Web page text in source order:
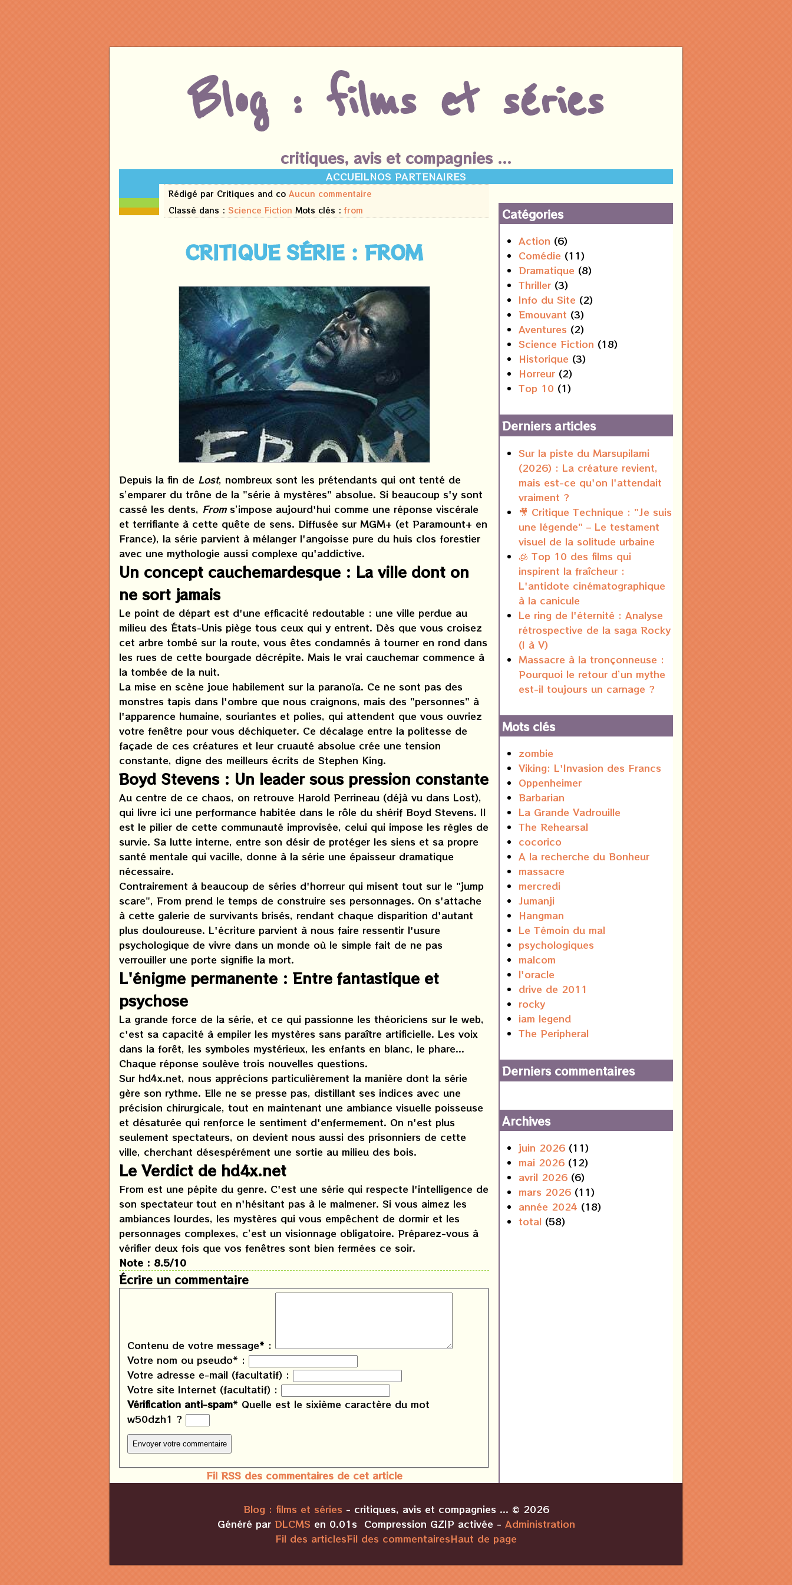
Blog : films et séries
critiques, avis et compagnies ...
ACCUEILNOS PARTENAIRES
mai
2026
Rédigé par Critiques and co Aucun commentaire
Classé dans : Science Fiction Mots clés : from
CRITIQUE SÉRIE : FROM
Depuis la fin de Lost, nombreux sont les prétendants qui ont tenté de
s’emparer du trône de la "série à mystères" absolue. Si beaucoup s'y sont
cassé les dents, Froms’impose aujourd'hui comme une réponse viscérale
et terrifiante à cette quête de sens. Diffusée sur MGM+ (et Paramount+ en
France), la série parvient à mélanger l'angoisse pure du huis clos forestier
avec une mythologie aussi complexe qu'addictive.
Un concept cauchemardesque : La ville dont on
ne sort jamais
Le point de départ est d'une efficacité redoutable : une ville perdue au
milieu des États-Unis piège tous ceux qui y entrent. Dès que vous croisez
cet arbre tombé sur la route, vous êtes condamnés à tourner en rond dans
les rues de cette bourgade décrépite. Mais le vrai cauchemar commence à
la tombée de la nuit.
La mise en scène joue habilement sur la paranoïa. Ce ne sont pas des
monstres tapis dans l'ombre que nous craignons, mais des "personnes" à
l'apparence humaine, souriantes et polies, qui attendent que vous ouvriez
votre fenêtre pour vous déchiqueter. Ce décalage entre la politesse de
façade de ces créatures et leur cruauté absolue crée une tension
constante, digne des meilleurs écrits de Stephen King.
Boyd Stevens : Un leader sous pression constante
Au centre de ce chaos, on retrouve Harold Perrineau (déjà vu dans Lost),
qui livre ici une performance habitée dans le rôle du shérif Boyd Stevens. Il
est le pilier de cette communauté improvisée, celui qui impose les règles de
survie. Sa lutte interne, entre son désir de protéger les siens et sa propre
santé mentale qui vacille, donne à la série une épaisseur dramatique
nécessaire.
Contrairement à beaucoup de séries d'horreur qui misent tout sur le "jump
scare", From prend le temps de construire ses personnages. On s'attache
à cette galerie de survivants brisés, rendant chaque disparition d'autant
plus douloureuse. L'écriture parvient à nous faire ressentir l'usure
psychologique de vivre dans un monde où le simple fait de ne pas
verrouiller une porte signifie la mort.
L'énigme permanente : Entre fantastique et
psychose
La grande force de la série, et ce qui passionne les théoriciens sur le web,
c'est sa capacité à empiler les mystères sans paraître artificielle. Les voix
dans la forêt, les symboles mystérieux, les enfants en blanc, le phare...
Chaque réponse soulève trois nouvelles questions.
Sur hd4x.net, nous apprécions particulièrement la manière dont la série
gère son rythme. Elle ne se presse pas, distillant ses indices avec une
précision chirurgicale, tout en maintenant une ambiance visuelle poisseuse
et désaturée qui renforce le sentiment d'enfermement. On n'est plus
seulement spectateurs, on devient nous aussi des prisonniers de cette
ville, cherchant désespérément une sortie au milieu des bois.
Le Verdict de hd4x.net
From est une pépite du genre. C'est une série qui respecte l'intelligence de
son spectateur tout en n'hésitant pas à le malmener. Si vous aimez les
ambiances lourdes, les mystères qui vous empêchent de dormir et les
personnages complexes, c’est un visionnage obligatoire. Préparez-vous à
vérifier deux fois que vos fenêtres sont bien fermées ce soir.
Note : 8.5/10
Écrire un commentaire
Contenu de votre message* :
Votre nom ou pseudo* :
Votre adresse e-mail (facultatif) :
Votre site Internet (facultatif) :
Vérification anti-spam* Quelle est le sixième caractère du mot
w50dzh1 ?
Fil RSS des commentaires de cet article
Catégories
Action (6)
Comédie (11)
Dramatique (8)
Thriller (3)
Info du Site (2)
Emouvant (3)
Aventures (2)
Science Fiction (18)
Historique (3)
Horreur (2)
Top 10 (1)
Derniers articles
Sur la piste du Marsupilami
(2026) : La créature revient,
mais est-ce qu'on l'attendait
vraiment ?
🎥 Critique Technique : "Je suis
une légende" – Le testament
visuel de la solitude urbaine
🧊 Top 10 des films qui
inspirent la fraîcheur :
L'antidote cinématographique
à la canicule
Le ring de l'éternité : Analyse
rétrospective de la saga Rocky
(I à V)
Massacre à la tronçonneuse :
Pourquoi le retour d’un mythe
est-il toujours un carnage ?
Mots clés
zombie
Viking: L'Invasion des Francs
Oppenheimer
Barbarian
La Grande Vadrouille
The Rehearsal
cocorico
A la recherche du Bonheur
massacre
mercredi
Jumanji
Hangman
Le Témoin du mal
psychologiques
malcom
l'oracle
drive de 2011
rocky
iam legend
The Peripheral
Derniers commentaires
Archives
juin 2026 (11)
mai 2026 (12)
avril 2026 (6)
mars 2026 (11)
année 2024 (18)
total (58)
Blog : films et séries - critiques, avis et compagnies ... © 2026
Généré par DLCMS en 0.01s Compression GZIP activée - Administration
Fil des articlesFil des commentairesHaut de page